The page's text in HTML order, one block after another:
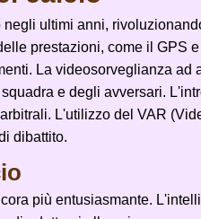
ultimi anni,
prestazioni, come il GPS
La videosorveglianza
e degli avversari.
L'utilizzo del VAR
dibattito.
più entusiasmante.